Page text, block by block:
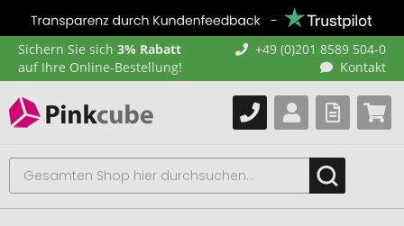
Sichern Sie sich 3% Rabatt
auf Ihre Online-Bestellung!
+49 (0)201 8589 504-0
Kontakt